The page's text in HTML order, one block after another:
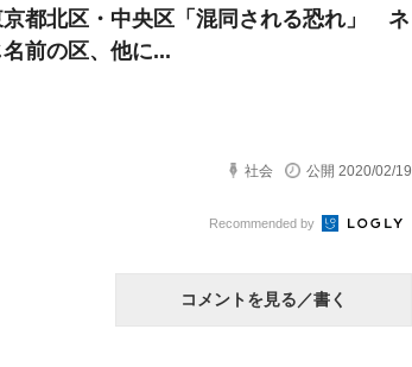
京都北区・中央区「混同される恐れ」 ネ
前の区、他に...
社会 公開 2020/02/19
Recommended by
コメントを見る／書く